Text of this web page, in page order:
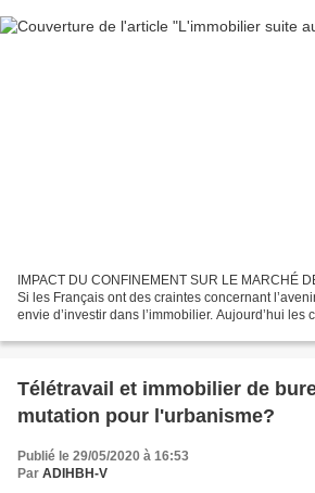
IMPACT DU CONFINEMENT SUR LE MARCHÉ
Si les Français ont des craintes concernant
envie d’investir dans l’immobilier. Aujourd’hui les
Télétravail et immobilier de
mutation pour l'urbanisme?
Publié le 29/05/2020 à 16:53
Par ADIHBH-V